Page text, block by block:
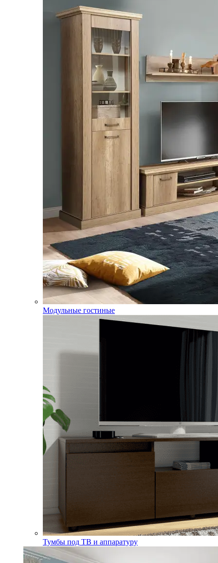
Модульные гостиные
Тумбы под ТВ и аппаратуру